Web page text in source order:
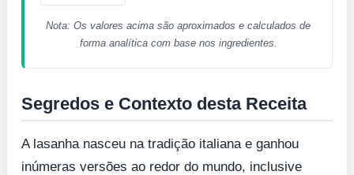
Nota: Os valores acima são aproximados e calculados de
forma analítica com base nos ingredientes.
Segredos e Contexto desta Receita
A lasanha nasceu na tradição italiana e ganhou
inúmeras versões ao redor do mundo, inclusive